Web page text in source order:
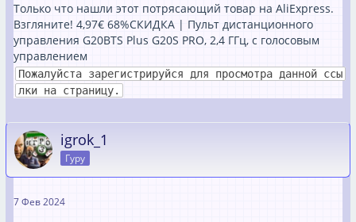
Только что нашли этот потрясающий товар на AliExpress.
Взгляните! 4,97€ 68%СКИДКА | Пульт дистанционного
управления G20BTS Plus G20S PRO, 2,4 ГГц, с голосовым
управлением
Пожалуйста зарегистрируйся для просмотра данной ссы
лки на страницу.
igrok_1
Гуру
7 Фев 2024